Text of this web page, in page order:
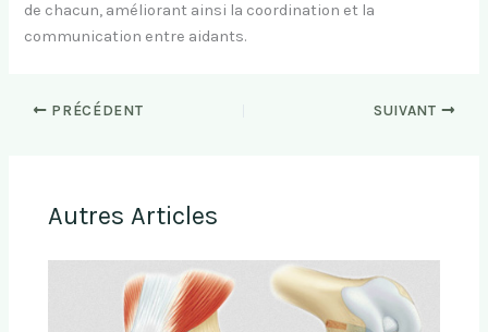
de chacun, améliorant ainsi la coordination et la
communication entre aidants.
PRÉCÉDENT SUIVANT
Autres Articles